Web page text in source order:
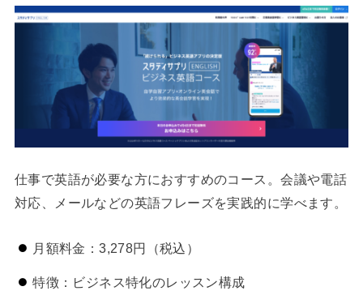
仕事で英語が必要な方におすすめのコース。会議や電話
対応、メールなどの英語フレーズを実践的に学べます。
月額料金：3,278円（税込）
特徴：ビジネス特化のレッスン構成